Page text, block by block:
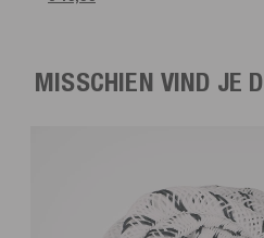
MISSCHIEN VIND JE